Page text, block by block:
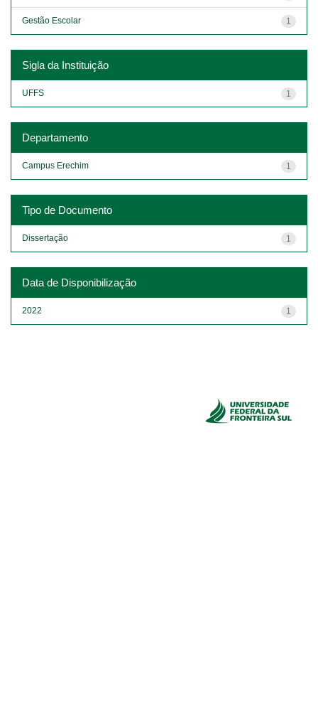
1
Gestão Escolar
Sigla da Instituição
1
UFFS
Departamento
1
Campus Erechim
Tipo de Documento
1
Dissertação
Data de Disponibilização
1
2022